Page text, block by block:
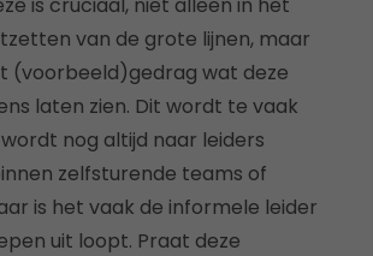
van de grote lijnen, maar
(voorbeeld)gedrag wat deze
laten zien. Dit wordt te vaak
nog altijd naar leiders
zelfsturende teams of
is het vaak de informele leider
uit loopt. Praat deze